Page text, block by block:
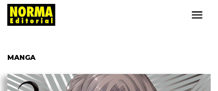
MANGA